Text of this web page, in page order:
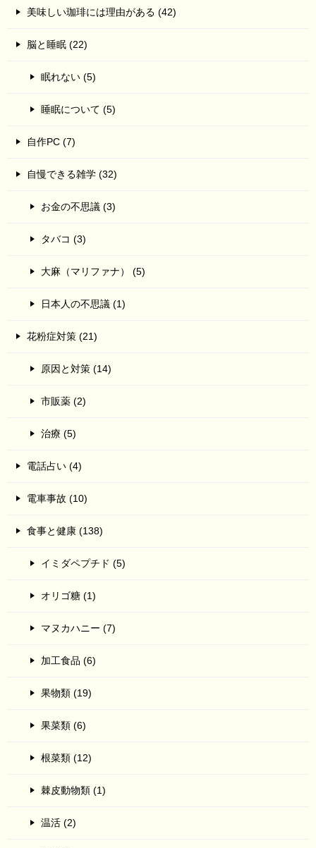
美味しい珈琲には理由がある (42)
脳と睡眠 (22)
眠れない (5)
睡眠について (5)
自作PC (7)
自慢できる雑学 (32)
お金の不思議 (3)
タバコ (3)
大麻（マリファナ） (5)
日本人の不思議 (1)
花粉症対策 (21)
原因と対策 (14)
市販薬 (2)
治療 (5)
電話占い (4)
電車事故 (10)
食事と健康 (138)
イミダペプチド (5)
オリゴ糖 (1)
マヌカハニー (7)
加工食品 (6)
果物類 (19)
果菜類 (6)
根菜類 (12)
棘皮動物類 (1)
温活 (2)